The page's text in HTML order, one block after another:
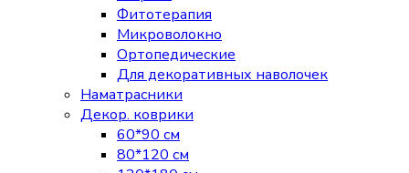
Фитотерапия
Микроволокно
Ортопедические
Для декоративных наволочек
Наматрасники
Декор. коврики
60*90 см
80*120 см